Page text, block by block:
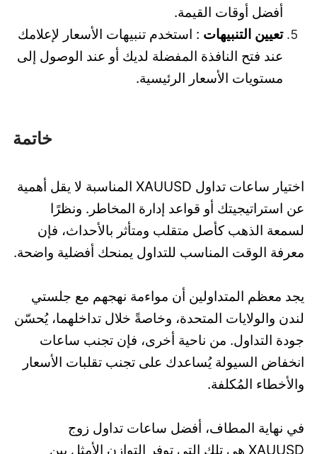
أفضل أوقات القيمة.
تعيين التنبيهات : استخدم تنبيهات الأسعار لإعلامك
عند فتح النافذة المفضلة لديك أو عند الوصول إلى
مستويات الأسعار الرئيسية.
خاتمة
اختيار ساعات تداول XAUUSD المناسبة لا يقل أهمية
عن استراتيجيتك أو قواعد إدارة المخاطر. ونظرًا
لسمعة الذهب كأصل متقلب ومتأثر بالأحداث، فإن
معرفة الوقت المناسب للتداول يمنحك أفضلية واضحة.
يجد معظم المتداولين أن مواءمة نهجهم مع جلستي
لندن والولايات المتحدة، وخاصةً خلال تداخلهما، يُحسّن
جودة التداول. من ناحية أخرى، فإن تجنب ساعات
انخفاض السيولة يُساعدك على تجنب تقلبات الأسعار
والأخطاء المُكلفة.
في نهاية المطاف، أفضل ساعات تداول زوج
XAUUSD هي تلك التي توفر التوازن الأمثل بين